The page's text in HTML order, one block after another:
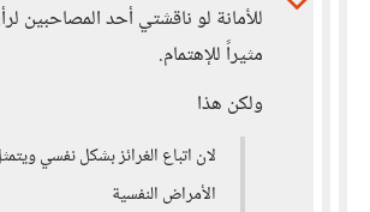
للأمانة لو ناقشتي أحد المصاحبين
مثيراً للإهتمام.
ولكن هذا
لان اتباع الغرائز بشكل نفسي
الأمراض النفسية